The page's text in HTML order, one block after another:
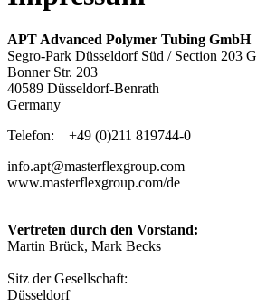
APT Advanced Polymer Tubing GmbH
Segro-Park Düsseldorf Süd / Section 203 G
Bonner Str. 203
40589 Düsseldorf-Benrath
Germany
Telefon: +49 (0)211 819744-0
info.apt@masterflexgroup.com
www.masterflexgroup.com/de
Vertreten durch den Vorstand:
Martin Brück, Mark Becks
Sitz der Gesellschaft:
Düsseldorf